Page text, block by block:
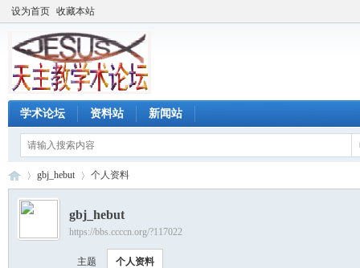
设为首页 收藏本站
学术论坛 资料站 新闻站
›
gbj_hebut 个人资料
gbj_hebut
https://bbs.ccccn.org/?117022
主题 个人资料